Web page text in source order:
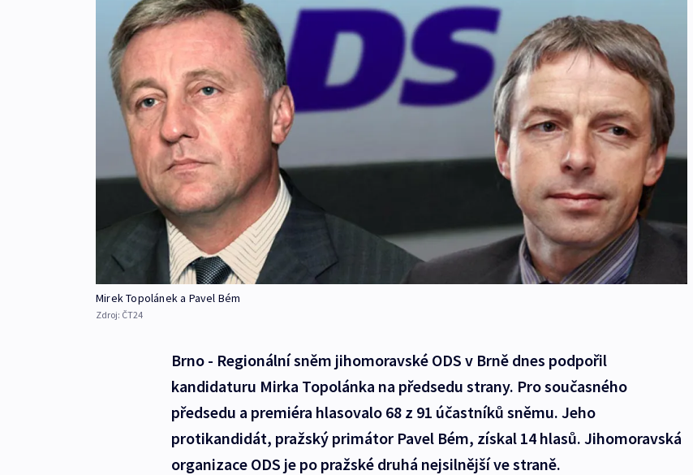
Mirek Topolánek a Pavel Bém
Zdroj: ČT24
Brno - Regionální sněm jihomoravské ODS v Brně dnes podpořil
kandidaturu Mirka Topolánka na předsedu strany. Pro současného
předsedu a premiéra hlasovalo 68 z 91 účastníků sněmu. Jeho
protikandidát, pražský primátor Pavel Bém, získal 14 hlasů. Jihomoravská
organizace ODS je po pražské druhá nejsilnější ve straně.